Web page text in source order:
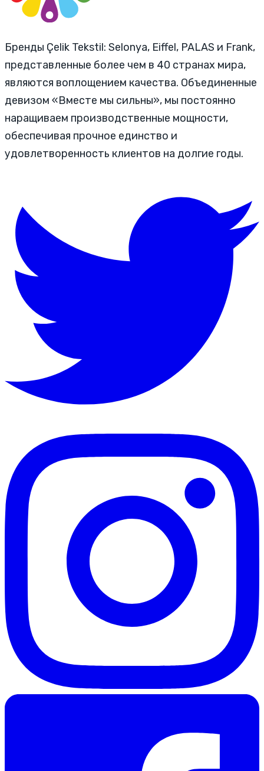
Бренды Çelik Tekstil: Selonya, Eiffel, PALAS и Frank,
представленные более чем в 40 странах мира,
являются воплощением качества. Объединенные
девизом «Вместе мы сильны», мы постоянно
наращиваем производственные мощности,
обеспечивая прочное единство и
удовлетворенность клиентов на долгие годы.